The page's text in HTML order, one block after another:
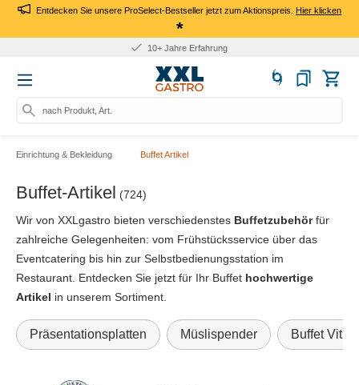
Entdecken Sie unsere ProSelect-Bestseller jetzt zum Aktionspreis.Hier klicken
*
10+ Jahre Erfahrung
nach Produkt, Art.-Nr., Mark
Einrichtung & Bekleidung Buffet Artikel
Buffet-Artikel (724)
Wir von XXLgastro bieten verschiedenstes Buffetzubehörfür
zahlreiche Gelegenheiten: vom Frühstücksservice über das
Eventcatering bis hin zur Selbstbedienungsstation im
Restaurant. Entdecken Sie jetzt für Ihr Buffet hochwertige
Artikel in unserem Sortiment.
Präsentationsplatten Müslispender Buffet